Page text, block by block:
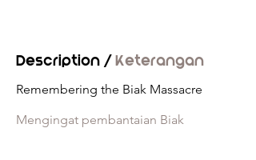
Description /Keterangan
Remembering the Biak Massacre
Mengingat pembantaian Biak